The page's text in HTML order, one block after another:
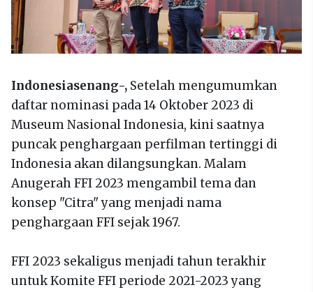
Indonesiasenang-, Setelah mengumumkan
daftar nominasi pada 14 Oktober 2023 di
Museum Nasional Indonesia, kini saatnya
puncak penghargaan perfilman tertinggi di
Indonesia akan dilangsungkan. Malam
Anugerah FFI 2023 mengambil tema dan
konsep "Citra" yang menjadi nama
penghargaan FFI sejak 1967.
FFI 2023 sekaligus menjadi tahun terakhir
untuk Komite FFI periode 2021-2023 yang